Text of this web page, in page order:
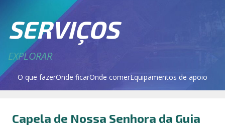
SERVIÇOS
EXPLORAR
O que fazerOnde ficarOnde comerEquipamentos de apoio
Capela de Nossa Senhora da Guia